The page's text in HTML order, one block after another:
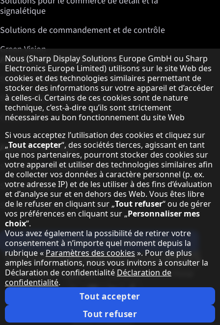
signalétique
Solutions de commandement et de contrôle
Green Vision
A propos de Sharp Displays
Sharp Display Solutions
Sharp Global Customer Program
Contact
A propos de Sharp
Sharp Europe (Sharp for Business)
Sharp Printers
Sharp IT Services
Abonnez-vous à notre lettre d'infos
Our partner programmes
Our social media profiles
Sharp X feed
Sharp YouTube channel
Sharp LinkedIn profile
Sharp Facebook page
Notes juridiques
Protection des données personnelles
Paramètres des cookiesConditions
Remarque concernant la protection des
Nous (Sharp Display Solutions Europe GmbH ou Sharp
Electronics Europe Limited) utilisons sur le site Web des
cookies et des technologies similaires permettant de
stocker des informations sur votre appareil et d’accéder
à celles-ci. Certains de ces cookies sont de nature
technique, c’est-à-dire qu’ils sont strictement
nécessaires au bon fonctionnement du site Web
Si vous acceptez l’utilisation des cookies et cliquez sur
„Tout accepter“, des sociétés tierces, agissant en tant
que nos partenaires, pourront stocker des cookies sur
votre appareil et utiliser des technologies similaires afin
de collecter vos données à caractère personnel (p. ex.
votre adresse IP) et de les utiliser à des fins d’évaluation
et d’analyse sur et en dehors des Web. Vous êtes libre
de le refuser en cliquant sur „Tout refuser“ ou de gérer
vos préférences en cliquant sur „Personnaliser mes
choix“.
Vous avez également la possibilité de retirer votre
consentement à n’importe quel moment depuis la
rubrique « Paramètres des cookies ». Pour de plus
amples informations, nous vous invitons à consulter la
Déclaration de confidentialité Déclaration de
confidentialité.
Tout accepter
Tout refuser